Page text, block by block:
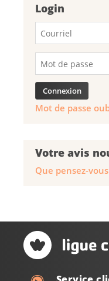
Login
Mot de passe
Votre avis
Que pensez-